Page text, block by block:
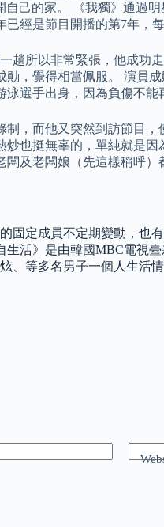
己的家。 《我獨》通過
經是節目開播的第7年，
趟所以非常緊張，他成
，覺得相當佩服。 演員
選手出身，因為負傷不能
，而他又突然到訪節目
也挺無辜的，單純就是
及老闆娘（先這樣稱呼）
固定成員不定期變動，
生活》是由韓國MBC電
、等多名男子一個人生